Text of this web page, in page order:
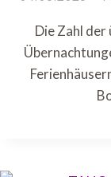
Die Zahl